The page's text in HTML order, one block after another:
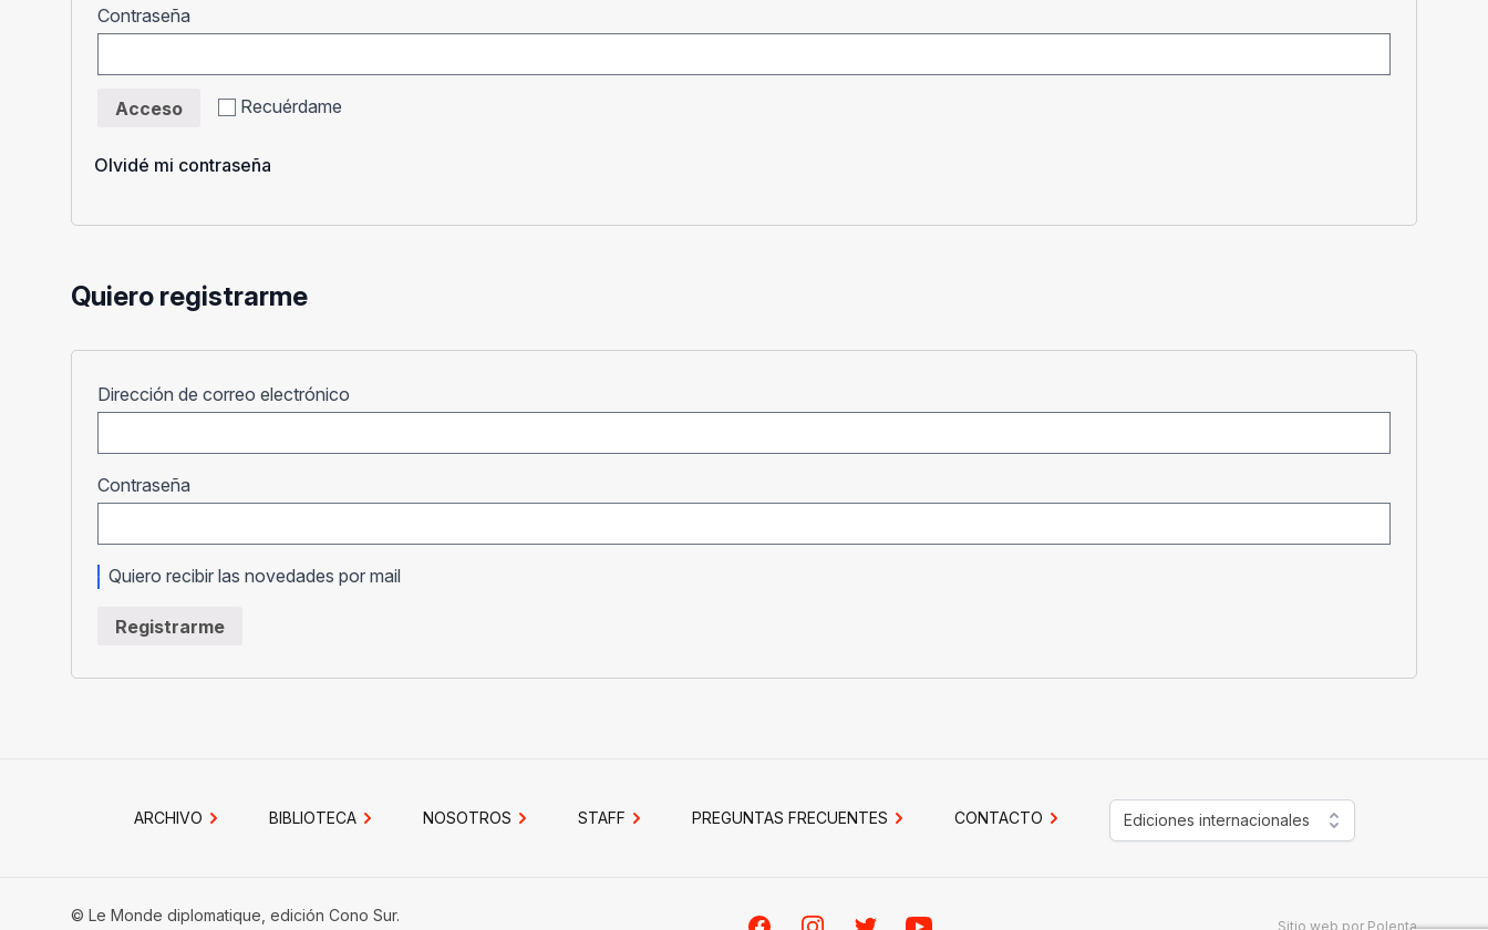
Contraseña
Recuérdame
Acceso
Olvidé mi contraseña
Quiero registrarme
Dirección de correo electrónico
Contraseña
Quiero recibir las novedades por mail
Registrarme
ARCHIVO BIBLIOTECA NOSOTROS STAFF PREGUNTAS FRECUENTES CONTACTO Ediciones internacionales
© Le Monde diplomatique, edición Cono Sur.
Sitio web por Polenta